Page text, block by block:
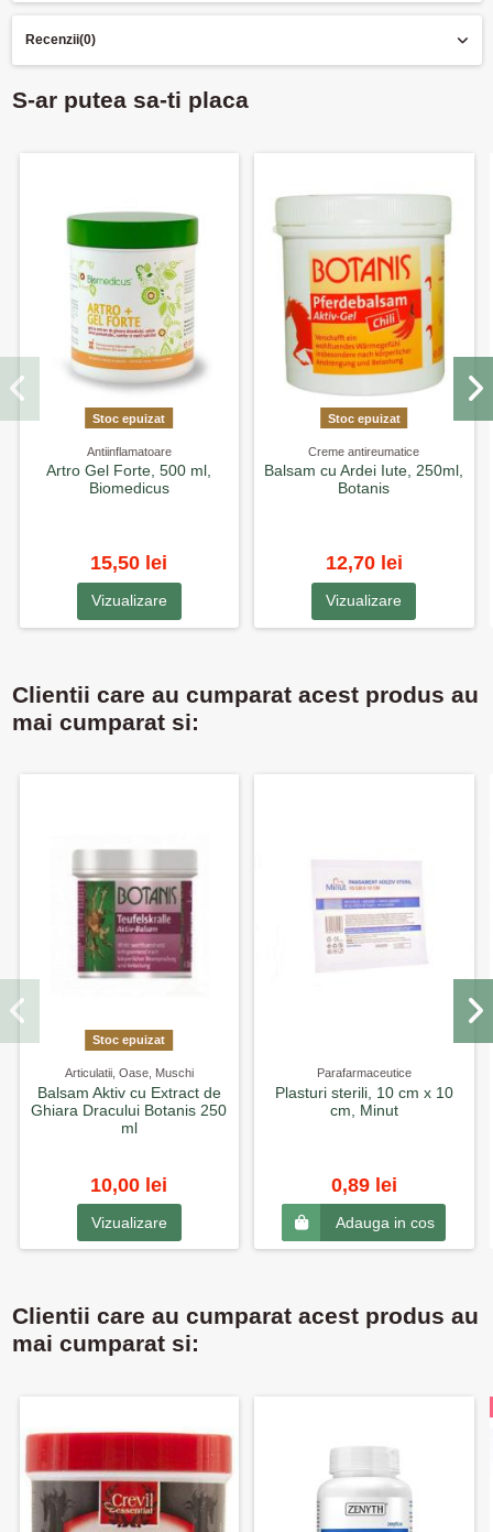
Recenzii(0)
S-ar putea sa-ti placa
Stoc epuizat
Antiinflamatoare
Artro Gel Forte, 500 ml,
Biomedicus
15,50 lei
Vizualizare
Stoc epuizat
Creme antireumatice
Balsam cu Ardei Iute, 250ml,
Botanis
12,70 lei
Vizualizare
Clientii care au cumparat acest produs au
mai cumparat si:
Stoc epuizat
Articulatii, Oase, Muschi
Balsam Aktiv cu Extract de
Ghiara Dracului Botanis 250
ml
10,00 lei
Vizualizare
Parafarmaceutice
Plasturi sterili, 10 cm x 10
cm, Minut
0,89 lei
Adauga in cos
Clientii care au cumparat acest produs au
mai cumparat si: